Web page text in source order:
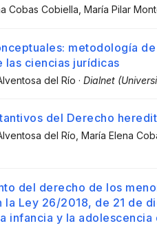
Cobas Cobiella, María Pilar
metodología
las ciencias jurídicas
del Río · Dialnet
del Derecho
del Río , María Elena
del derecho de los
la Ley 26/2018, de 21 de
infancia y la adolescencia